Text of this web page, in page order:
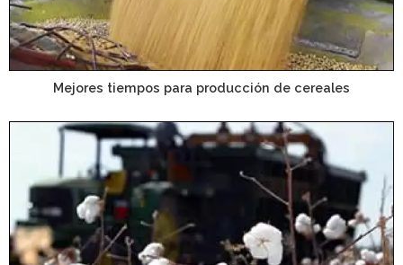
Mejores tiempos para producción de cereales